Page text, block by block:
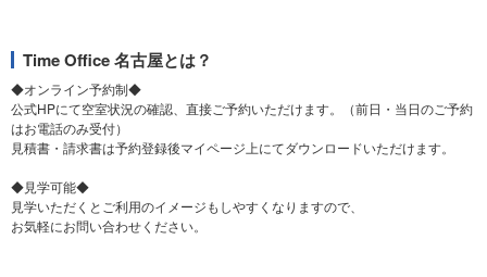
Time Office 名古屋とは？
◆オンライン予約制◆
公式HPにて空室状況の確認、直接ご予約いただけます。（前日・当日のご予約
はお電話のみ受付）
見積書・請求書は予約登録後マイページ上にてダウンロードいただけます。
◆見学可能◆
見学いただくとご利用のイメージもしやすくなりますので、
お気軽にお問い合わせください。